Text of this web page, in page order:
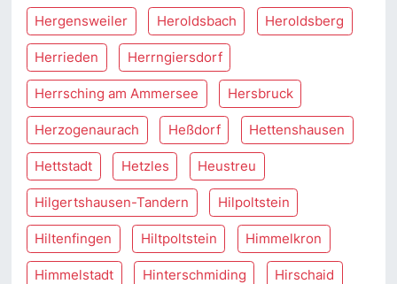
Hergensweiler Heroldsbach Heroldsberg
Herrieden Herrngiersdorf
Herrsching am Ammersee Hersbruck
Herzogenaurach Heßdorf Hettenshausen
Hettstadt Hetzles Heustreu
Hilgertshausen-Tandern Hilpoltstein
Hiltenfingen Hiltpoltstein Himmelkron
Himmelstadt Hinterschmiding Hirschaid